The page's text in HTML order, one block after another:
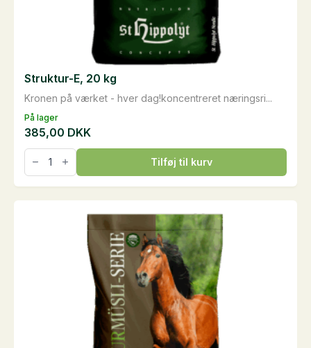
På lager
Kronen på værket - hver dag!koncentreret næringsri...
Struktur-E, 20 kg
385,00 DKK
Struktur-
E,
20
kg
Tilføj til kurv